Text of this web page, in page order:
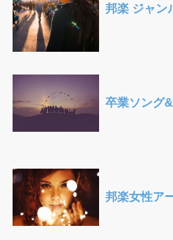
邦楽 ジャン
卒業ソング
邦楽女性ア